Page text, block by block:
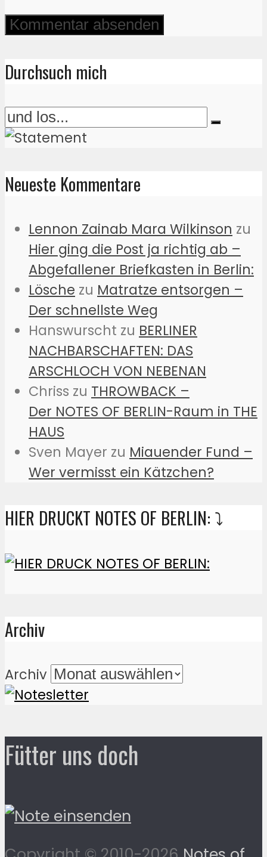
Durchsuch mich
Neueste Kommentare
Lennon Zainab Mara Wilkinson zu
Hier ging die Post ja richtig ab –
Abgefallener Briefkasten in Berlin:
Lösche zu Matratze entsorgen –
Der schnellste Weg
Hanswurscht zu BERLINER
NACHBARSCHAFTEN: DAS
ARSCHLOCH VON NEBENAN
Chriss zu THROWBACK –
Der NOTES OF BERLIN-Raum in THE
HAUS
Sven Mayer zu Miauender Fund –
Wer vermisst ein Kätzchen?
HIER DRUCKT NOTES OF BERLIN: ⤵️
Archiv
Archiv
Fütter uns doch